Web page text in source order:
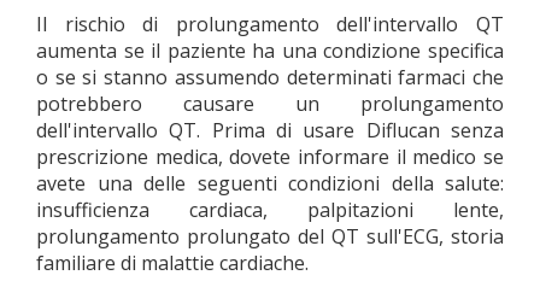
Il rischio di prolungamento dell'intervallo QT
aumenta se il paziente ha una condizione specifica
o se si stanno assumendo determinati farmaci che
potrebbero causare un prolungamento
dell'intervallo QT. Prima di usare Diflucan senza
prescrizione medica, dovete informare il medico se
avete una delle seguenti condizioni della salute:
insufficienza cardiaca, palpitazioni lente,
prolungamento prolungato del QT sull'ECG, storia
familiare di malattie cardiache.